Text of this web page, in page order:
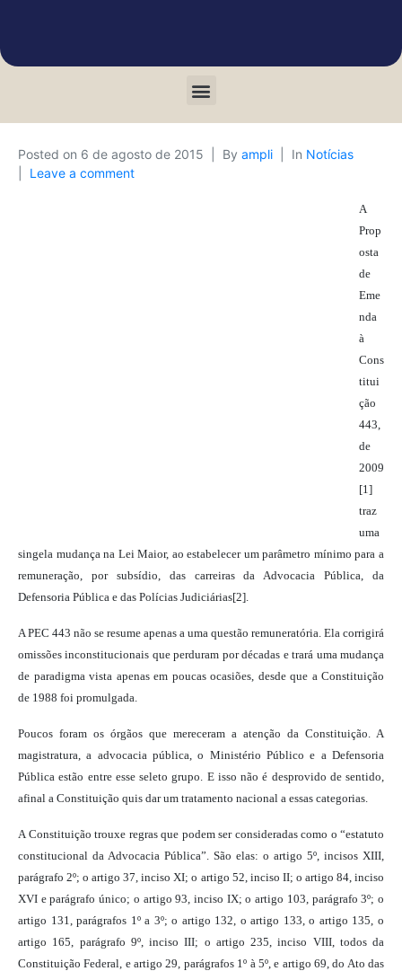
Posted on 6 de agosto de 2015 By ampli In Notícias
Leave a comment
A
Prop
osta
de
Eme
nda
à
Cons
titui
ção
443,
de
2009
[1]
traz
uma
singela mudança na Lei Maior, ao estabelecer um parâmetro mínimo para a
remuneração, por subsídio, das carreiras da Advocacia Pública, da
Defensoria Pública e das Polícias Judiciárias[2].
A PEC 443 não se resume apenas a uma questão remuneratória. Ela corrigirá
omissões inconstitucionais que perduram por décadas e trará uma mudança
de paradigma vista apenas em poucas ocasiões, desde que a Constituição
de 1988 foi promulgada.
Poucos foram os órgãos que mereceram a atenção da Constituição. A
magistratura, a advocacia pública, o Ministério Público e a Defensoria
Pública estão entre esse seleto grupo. E isso não é desprovido de sentido,
afinal a Constituição quis dar um tratamento nacional a essas categorias.
A Constituição trouxe regras que podem ser consideradas como o “estatuto
constitucional da Advocacia Pública”. São elas: o artigo 5º, incisos XIII,
parágrafo 2º; o artigo 37, inciso XI; o artigo 52, inciso II; o artigo 84, inciso
XVI e parágrafo único; o artigo 93, inciso IX; o artigo 103, parágrafo 3º; o
artigo 131, parágrafos 1º a 3º; o artigo 132, o artigo 133, o artigo 135, o
artigo 165, parágrafo 9º, inciso III; o artigo 235, inciso VIII, todos da
Constituição Federal, e artigo 29, parágrafos 1º à 5º, e artigo 69, do Ato das